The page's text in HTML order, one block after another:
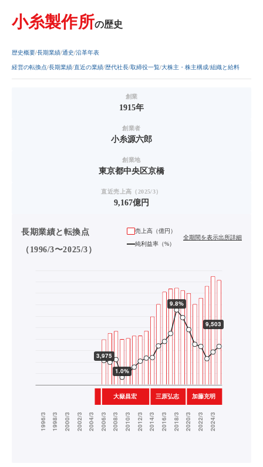
小糸製作所の歴史
歴史概要 長期業績 通史 沿革年表
経営の転換点 長期業績 直近の業績 歴代社長 取締役一覧 大株主・株主構成 組織と給料
創業
1915年
創業者
小糸源六郎
創業地
東京都中央区京橋
直近売上高（2025/3）
9,167億円
長期業績と転換点
（1996/3〜2025/3）
売上高（億円）
純利益率（%）
全期間を表示出所詳細